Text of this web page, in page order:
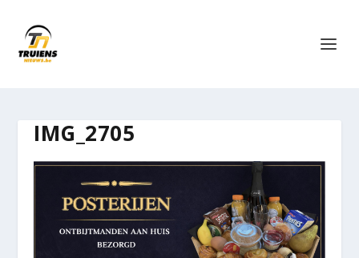
IMG_2705